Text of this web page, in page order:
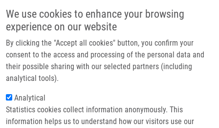
We use cookies to enhance your browsing
experience on our website
By clicking the "Accept all cookies" button, you confirm your
consent to the access and processing of the personal data and
their possible sharing with our selected partners (including
analytical tools).
Analytical
Statistics cookies collect information anonymously. This
information helps us to understand how our visitors use our
Main
Domů
Partner institutions
Technologie a služby
Kontakt
Drobečková navigace
Domů Gottwaldová Eva
Gottwaldová Eva